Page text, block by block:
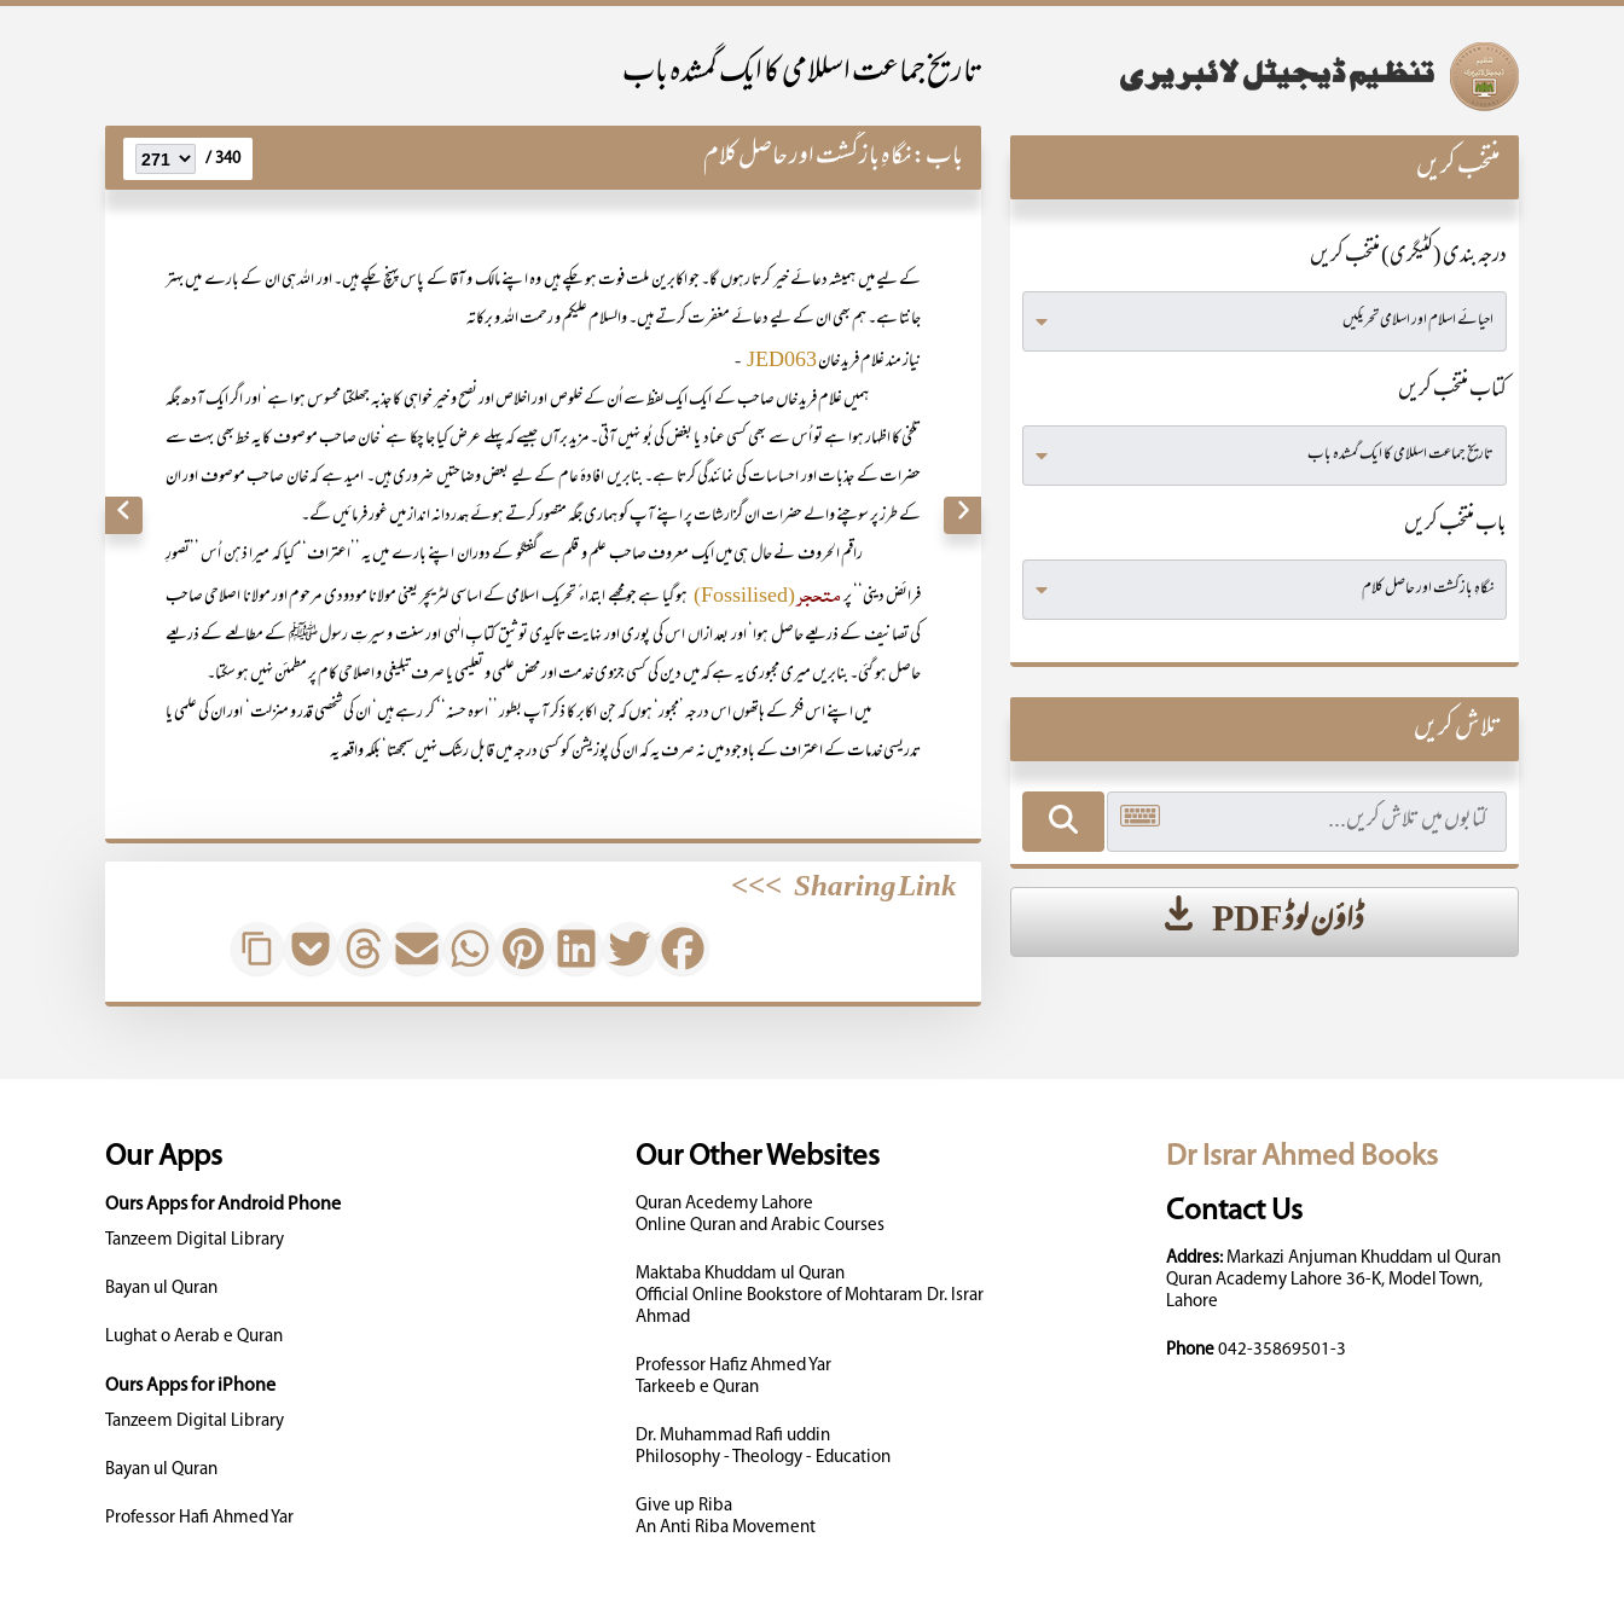
تاریخ جماعت اسللامی کا ایک گمشدہ باب
باب:نگاہِ بازگشت اور حاصل کلام 340 /
کے لیے میں ہمیشہ دعائے خیر کرتا رہوں گا۔ جو اکابرین ملت فوت ہو چکے ہیں وہ اپنے مالک و آقا کے پاس پہنچ چکے ہیں۔ اور اللہ ہی ان کے بارے میں بہتر
جانتا ہے۔ ہم بھی ان کے لیے دعائے مغفرت کرتے ہیں۔ والسلام علیکم و رحمت اللہ و برکاتہ
نیاز مند غلام فرید خانJED063
-
ہمیں غلام فرید خاں صاحب کے ایک ایک لفظ سے اُن کے خلوص اور اخلاص اور نصح و خیر خواہی کا جذبہ جھلکتا محسوس ہوا ہے‘ اور اگر ایک آدھ جگہ
تلخی کا اظہار ہوا ہے تو اُس سے بھی کسی عناد یا بغض کی بُو نہیں آتی۔ مزید برآں جیسے کہ پہلے عرض کیا جا چکا ہے‘ خان صاحب موصوف کا یہ خط بھی بہت سے
حضرات کے جذبات اور احساسات کی نمائندگی کرتا ہے۔ بنابریں افادۂ عام کے لیے بعض وضاحتیں ضروری ہیں۔ امید ہے کہ خان صاحب موصوف اور ان
کے طرز پر سوچنے والے حضرات ان گزارشات پر اپنے آپ کو ہماری جگہ متصور کرتے ہوئے ہمدردانہ انداز میں غور فرمائیں گے۔
راقم الحروف نے حال ہی میں ایک معروف صاحب علم و قلم سے گفتگو کے دوران اپنے بارے میں یہ ’’اعتراف‘‘ کیا کہ میرا ذہن اُس ’’تصورِ
فرائض دینی‘‘ پرمتحجر(Fossilised)
ہو گیا ہے جو مجھے ابتداء ً تحریک اسلامی کے اساسی لٹریچر یعنی مولانا مودودی مرحوم اور مولانا اصلاحی صاحب
کی تصانیف کے ذریعے حاصل ہوا‘ اور بعد ازاں اس کی پوری اور نہایت تاکیدی توثیق کتابِ الٰہی اور سنت و سیرتِ رسول ﷺ کے مطالعے کے ذریعے
حاصل ہو گئی۔ بنابریں میری مجبوری یہ ہے کہ میں دین کی کسی جزوی خدمت اور محض علمی و تعلیمی یا صرف تبلیغی و اصلاحی کام پر مطمئن نہیں ہو سکتا۔
میں اپنے اس فکر کے ہاتھوں اس درجہ ’مجبور‘ ہوں کہ جن اکابر کا ذکر آپ بطور ’’اسوہ حسنہ‘‘ کر رہے ہیں‘ ان کی شخصی قدر و منزلت‘ اور ان کی علمی یا
تدریسی خدمات کے اعتراف کے باوجود میں نہ صرف یہ کہ ان کی پوزیشن کو کسی درجہ میں قابل رشک نہیں سمجھتا‘ بلکہ واقعہ یہ
Sharing Link
>>>
منتخب کریں
درجہ بندی (کٹیگری) منتخب کریں
کتاب منتخب کریں
باب منتخب کریں
تلاش کریں
ڈاؤن لوڈ PDF
Dr Israr Ahmed Books
Contact Us
Addres:Markazi Anjuman Khuddam ul Quran
Quran Academy Lahore 36-K, Model Town,
Lahore
Phone 042-35869501-3
Our Other Websites
Quran Acedemy Lahore
Online Quran and Arabic Courses
Maktaba Khuddam ul Quran
Official Online Bookstore of Mohtaram Dr. Israr
Ahmad
Professor Hafiz Ahmed Yar
Tarkeeb e Quran
Dr. Muhammad Rafi uddin
Philosophy - Theology - Education
Give up Riba
An Anti Riba Movement
Our Apps
Ours Apps for Android Phone
Tanzeem Digital Library
Bayan ul Quran
Lughat o Aerab e Quran
Ours Apps for iPhone
Tanzeem Digital Library
Bayan ul Quran
Professor Hafi Ahmed Yar